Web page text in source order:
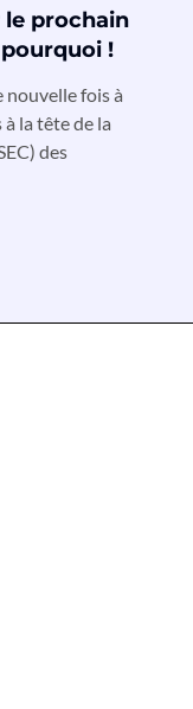
prochain
!
nouvelle fois à
la tête de la
des